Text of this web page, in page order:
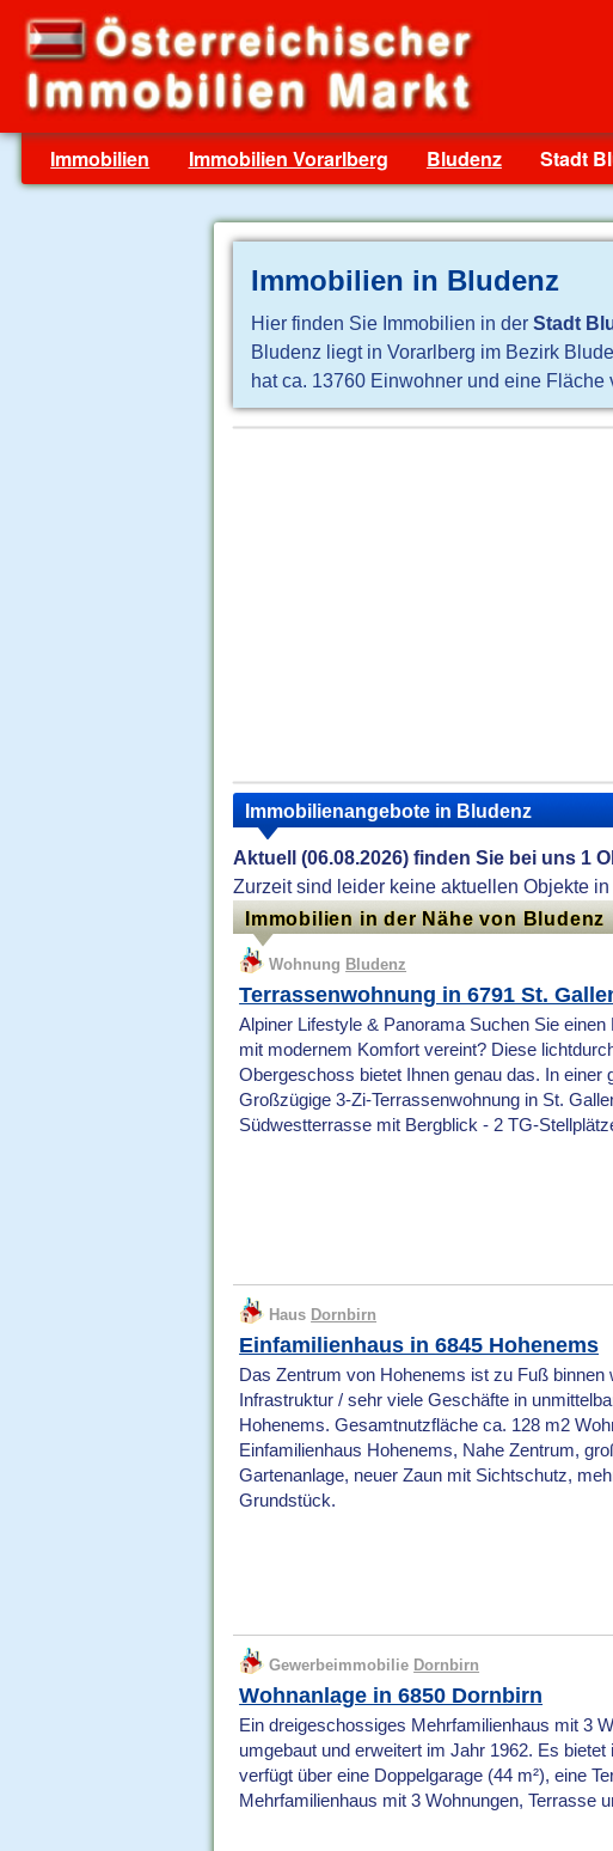
Immobilien Immobilien Vorarlberg Bludenz Stadt
Immobilien in Bludenz
Hier finden Sie Immobilien in der Stadt
Bludenz liegt in Vorarlberg im Bezirk
hat ca. 13760 Einwohner und eine Fläche
Immobilienangebote in Bludenz
Aktuell (06.08.2026) finden Sie bei uns 1
Zurzeit sind leider keine aktuellen Objekte
Immobilien in der Nähe von Bludenz
Wohnung Bludenz
Terrassenwohnung in 6791 St.
Alpiner Lifestyle & Panorama Suchen Sie
mit modernem Komfort vereint? Diese
Obergeschoss bietet Ihnen genau das. In einer
Großzügige 3-Zi-Terrassenwohnung in St.
Südwestterrasse mit Bergblick - 2 TG-
Haus Dornbirn
Einfamilienhaus in 6845 Hohenems
Das Zentrum von Hohenems ist zu Fuß
Infrastruktur / sehr viele Geschäfte in
Hohenems. Gesamtnutzfläche ca. 128 m2
Einfamilienhaus Hohenems, Nahe Zentrum,
Gartenanlage, neuer Zaun mit Sichtschutz,
Grundstück.
Gewerbeimmobilie Dornbirn
Wohnanlage in 6850 Dornbirn
Ein dreigeschossiges Mehrfamilienhaus mit 3
umgebaut und erweitert im Jahr 1962. Es
verfügt über eine Doppelgarage (44 m²), eine
Mehrfamilienhaus mit 3 Wohnungen, Terrasse